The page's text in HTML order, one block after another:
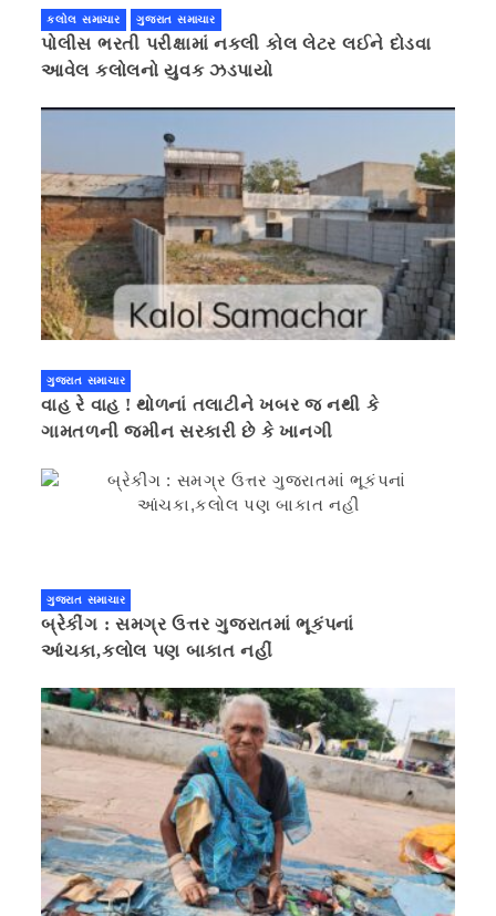
કલોલ સમાચાર ગુજરાત સમાચાર
પોલીસ ભરતી પરીક્ષામાં નકલી કોલ લેટર લઈને દોડવા
આવેલ કલોલનો યુવક ઝડપાયો
ગુજરાત સમાચાર
વાહ રે વાહ ! થોળનાં તલાટીને ખબર જ નથી કે
ગામતળની જમીન સરકારી છે કે ખાનગી
ગુજરાત સમાચાર
બ્રેકીંગ : સમગ્ર ઉત્તર ગુજરાતમાં ભૂકંપનાં
આંચકા,કલોલ પણ બાકાત નહીં